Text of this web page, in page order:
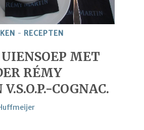
RECEPTEN
MET
RÉMY
COGNAC.